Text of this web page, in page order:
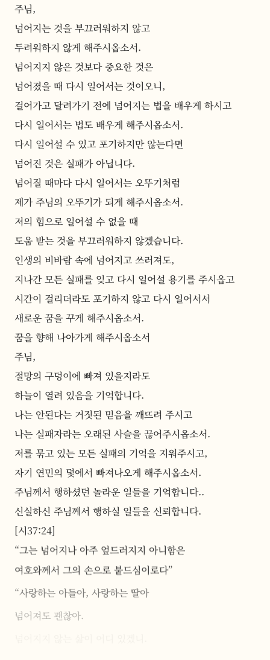
주님,
넘어지는 것을 부끄러워하지 않고
두려워하지 않게 해주시옵소서.
넘어지지 않은 것보다 중요한 것은
넘어졌을 때 다시 일어서는 것이오니,
걸어가고 달려가기 전에 넘어지는 법을 배우게 하시고
다시 일어서는 법도 배우게 해주시옵소서.
다시 일어설 수 있고 포기하지만 않는다면
넘어진 것은 실패가 아닙니다.
넘어질 때마다 다시 일어서는 오뚜기처럼
제가 주님의 오뚜기가 되게 해주시옵소서.
저의 힘으로 일어설 수 없을 때
도움 받는 것을 부끄러워하지 않겠습니다.
인생의 비바람 속에 넘어지고 쓰러져도,
지나간 모든 실패를 잊고 다시 일어설 용기를 주시옵고
시간이 걸리더라도 포기하지 않고 다시 일어서서
새로운 꿈을 꾸게 해주시옵소서.
꿈을 향해 나아가게 해주시옵소서
주님,
절망의 구덩이에 빠져 있을지라도
하늘이 열려 있음을 기억합니다.
나는 안된다는 거짓된 믿음을 깨뜨려 주시고
나는 실패자라는 오래된 사슬을 끊어주시옵소서.
저를 묶고 있는 모든 실패의 기억을 지워주시고,
자기 연민의 덫에서 빠져나오게 해주시옵소서.
주님께서 행하셨던 놀라운 일들을 기억합니다..
신실하신 주님께서 행하실 일들을 신뢰합니다.
[시37:24]
“그는 넘어지나 아주 엎드러지지 아니함은
여호와께서 그의 손으로 붙드심이로다”
“사랑하는 아들아, 사랑하는 딸아
넘어져도 괜찮아.